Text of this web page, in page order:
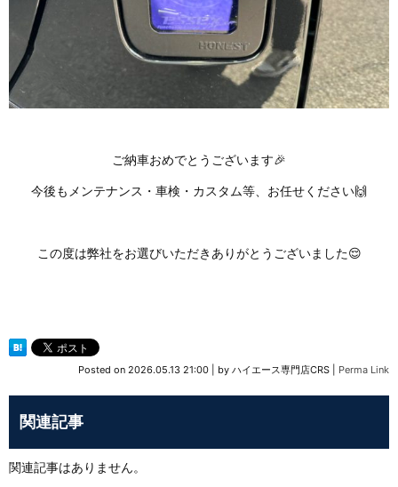
ご納車おめでとうございます🎉
今後もメンテナンス・車検・カスタム等、お任せください🙌
この度は弊社をお選びいただきありがとうございました😌
Posted on 2026.05.13 21:00 by ハイエース専門店CRS Perma Link
関連記事
関連記事はありません。